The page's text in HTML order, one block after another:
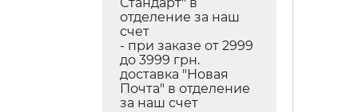
Стандарт" в
отделение за наш
счет
- при заказе от 2999
до 3999 грн.
доставка "Новая
Почта" в отделение
за наш счет